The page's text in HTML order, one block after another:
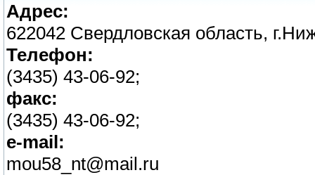
Адрес:
622042 Свердловская область,
Телефон:
(3435) 43-06-92;
факс:
(3435) 43-06-92;
e-mail:
mou58_nt@mail.ru